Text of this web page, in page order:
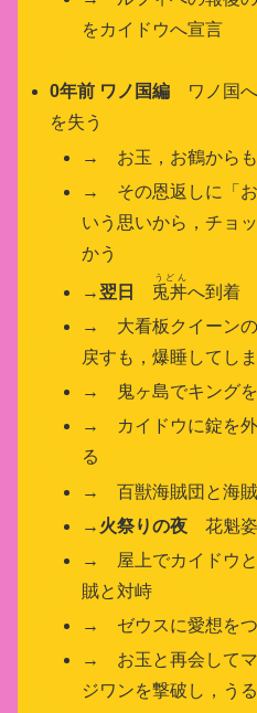
をカイドウへ宣言
0年前 ワノ国編 ワノ国へ
を失う
→ お玉，お鶴からも
→ その恩返しに「お
いう思いから，チョ
かう
→ 翌日 兎丼
うどん
へ到着
→ 大看板クイーンの
戻すも，爆睡してし
→ 鬼ヶ島でキングを
→ カイドウに錠を外
る
→ 百獣海賊団と海賊
→ 火祭りの夜 花魁姿
→ 屋上でカイドウと
賊と対峙
→ ゼウスに愛想をつ
→ お玉と再会してマ
ジワンを撃破し，う